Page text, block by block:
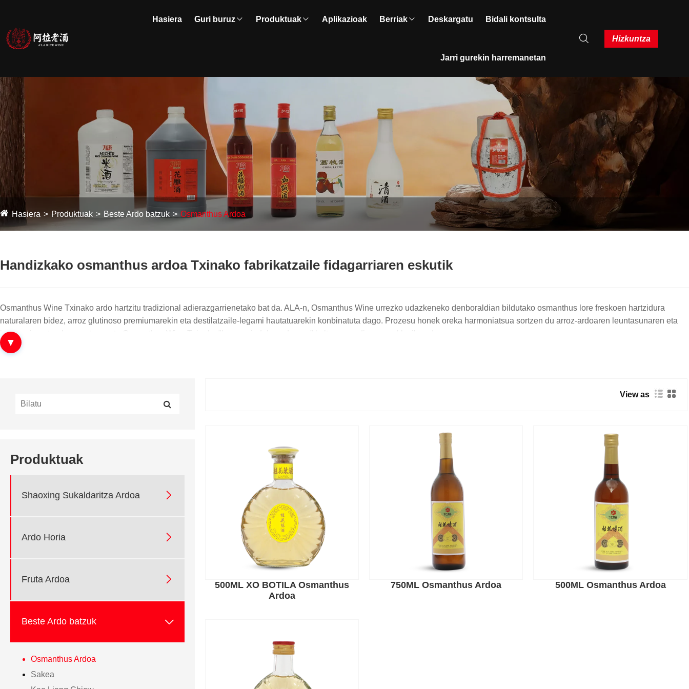
Hasiera Guri buruz Produktuak Aplikazioak Berriak Deskargatu Bidali kontsulta
Jarri gurekin harremanetan
Hizkuntza
Hasiera Produktuak Beste Ardo batzuk Osmanthus Ardoa
Handizkako osmanthus ardoa Txinako fabrikatzaile fidagarriaren eskutik
Osmanthus Wine Txinako ardo hartzitu tradizional adierazgarrienetako bat da. ALA-n, Osmanthus Wine urrezko udazkeneko denboraldian bildutako osmanthus lore freskoen hartzidura
naturalaren bidez, arroz glutinoso premiumarekin eta destilatzaile-legami hautatuarekin konbinatuta dago. Prozesu honek oreka harmoniatsua sortzen du arroz-ardoaren leuntasunaren eta
lore-usain naturalaren artean, eta Osmanthus Wine Txinako "lorez egindako ardoaren" kulturaren adierazpen klasikoa da.
Txinako Osmanthus Wine fabrikatzaile, hornitzaile eta fabrika profesionala denez, ALA (NINGBO ALA RICE WINE CO., LTD.) Txinako hartzidura tradizionala integratzen du kontrolatutako
ALA Ningbo-n (Txina) 100 urte baino gehiagoko garagardo-ondarea duen aspaldiko enpresa bat da. Txinan ardo horia eta edarien hartzitutako fabrika nagusi gisa, konpainia hainbat
produktu-kategoriatan espezializatuta dago Osmanthus Wine barne,
Ardo Horia,Shaoxing Sukaldaritza Ardoa Fruta Ardoa
.
Hartziduraren ingeniaritza aurreratua eta tenperatura kontrolatzeko sistema digitala
ISO9001, ISO22000, HACCP eta BRCGS ziurtagiridun ekoizpen sistema
Urteko eskala handiko garagardo-ahalmena betetzeko lerro automatizatuekin
Esportatu esperientzia 50+ herrialde eta eskualdetara
Aukeratutako osmanthus loreen lore-usain naturala
Alkohol gutxiko edarien merkatuentzat eta kontsumitzaile modernoentzat egokia
Produkzio-sistema eta fabrika-gaitasuna Txinan
▼
Produktuak
Shaoxing Sukaldaritza Ardoa 
Ardo Horia 
Fruta Ardoa 
Beste Ardo batzuk 
Osmanthus Ardoa
Sakea
View as
500ML XO BOTILA Osmanthus
Ardoa
750ML Osmanthus Ardoa 500ML Osmanthus Ardoa